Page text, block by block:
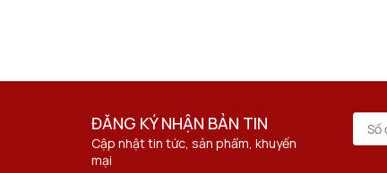
ĐĂNG KÝ NHẬN BẢN TIN
Cập nhật tin tức, sản phẩm, khuyến
mại